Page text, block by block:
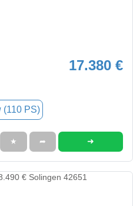
17.380 €
(110 PS)
★ ➦ ➜